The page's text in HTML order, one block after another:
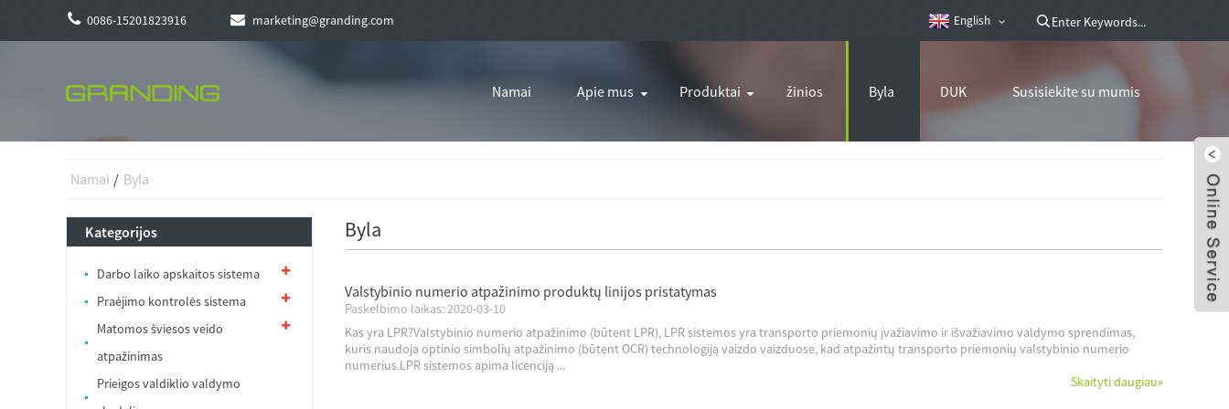
0086-15201823916 marketing@granding.com English
Namai Apie mus Produktai žinios Byla DUK Susisiekite su mumis
Namai Byla
Kategorijos
Darbo laiko apskaitos sistema
Praėjimo kontrolės sistema
Matomos šviesos veido
atpažinimas
Prieigos valdiklio valdymo
Byla
Valstybinio numerio atpažinimo produktų linijos pristatymas
Paskelbimo laikas: 2020-03-10
Kas yra LPR?Valstybinio numerio atpažinimo (būtent LPR), LPR sistemos yra transporto priemonių įvažiavimo ir išvažiavimo valdymo sprendimas,
kuris naudoja optinio simbolių atpažinimo (būtent OCR) technologiją vaizdo vaizduose, kad atpažintų transporto priemonių valstybinio numerio
numerius.LPR sistemos apima licenciją ...
Skaityti daugiau»